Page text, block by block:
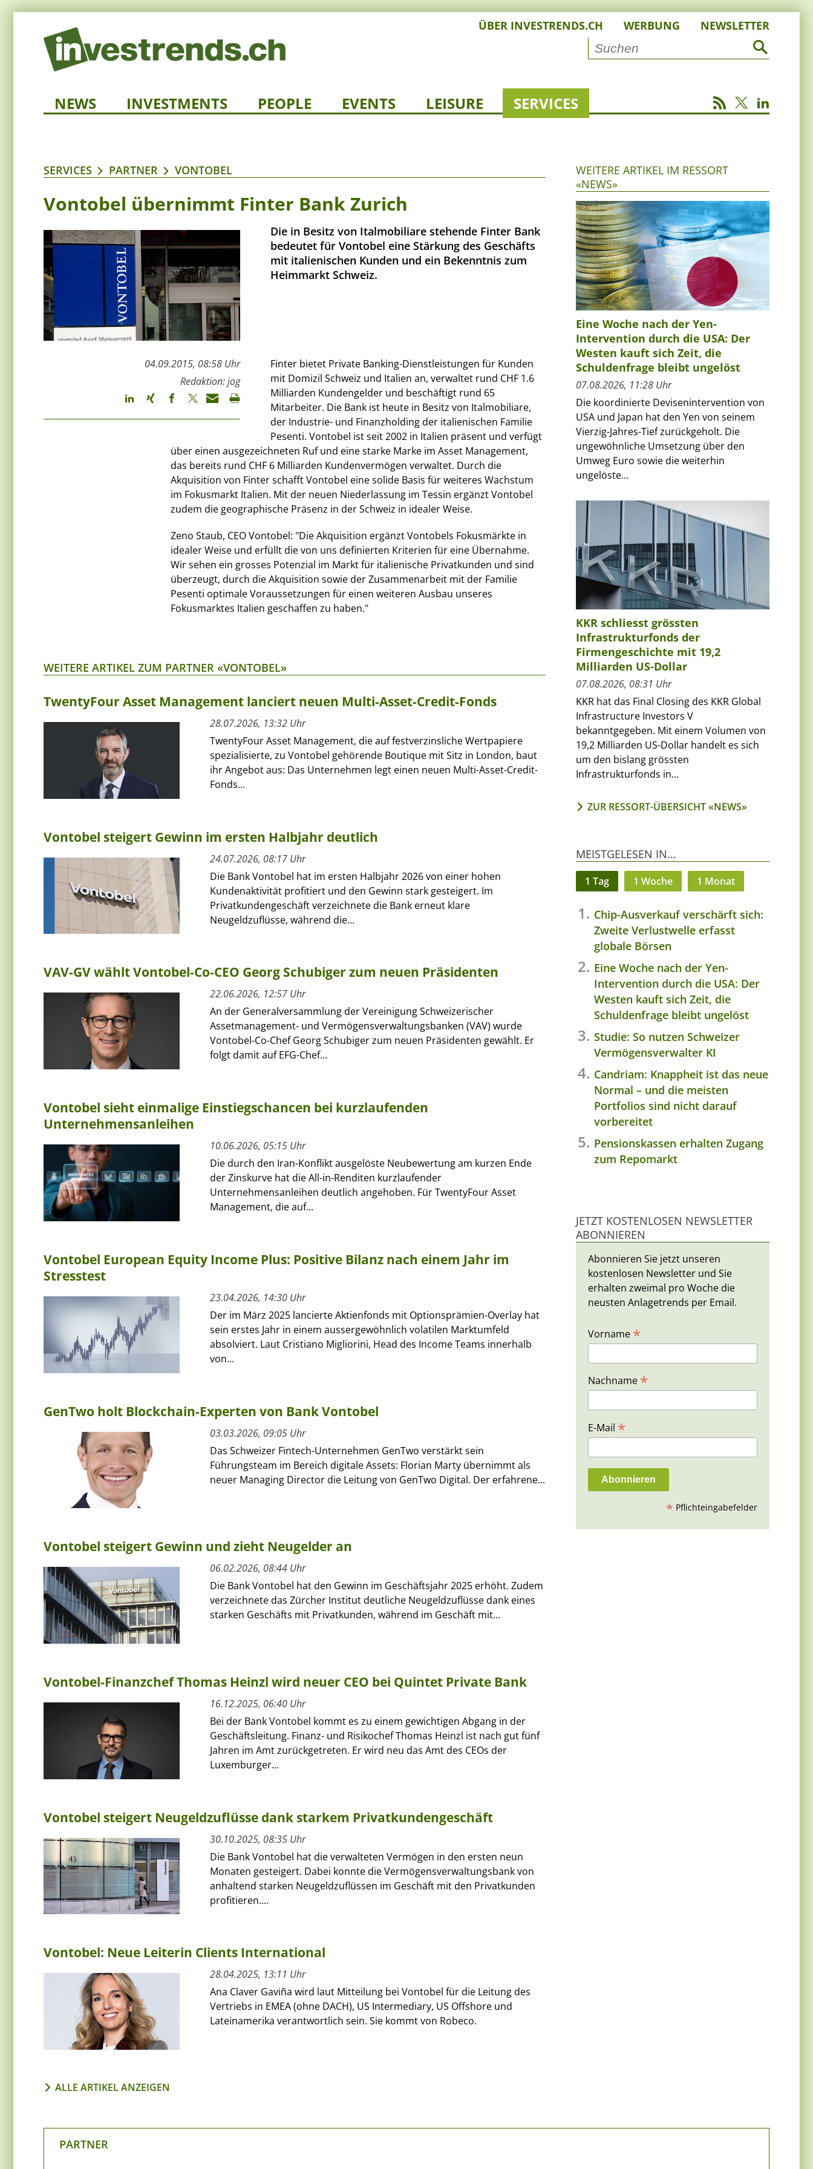
ÜBER INVESTRENDS.CH WERBUNG NEWSLETTER
NEWS INVESTMENTS PEOPLE EVENTS LEISURE SERVICES
SERVICES PARTNER VONTOBEL
Vontobel übernimmt Finter Bank Zurich
Die in Besitz von Italmobiliare stehende Finter Bank
bedeutet für Vontobel eine Stärkung des Geschäfts
mit italienischen Kunden und ein Bekenntnis zum
Heimmarkt Schweiz.
04.09.2015, 08:58 Uhr
Redaktion: jog
Finter bietet Private Banking-Dienstleistungen für Kunden
mit Domizil Schweiz und Italien an, verwaltet rund CHF 1.6
Milliarden Kundengelder und beschäftigt rund 65
Mitarbeiter. Die Bank ist heute in Besitz von Italmobiliare,
der Industrie- und Finanzholding der italienischen Familie
Pesenti. Vontobel ist seit 2002 in Italien präsent und verfügt
über einen ausgezeichneten Ruf und eine starke Marke im Asset Management,
das bereits rund CHF 6 Milliarden Kundenvermögen verwaltet. Durch die
Akquisition von Finter schafft Vontobel eine solide Basis für weiteres Wachstum
im Fokusmarkt Italien. Mit der neuen Niederlassung im Tessin ergänzt Vontobel
zudem die geographische Präsenz in der Schweiz in idealer Weise.
Zeno Staub, CEO Vontobel: "Die Akquisition ergänzt Vontobels Fokusmärkte in
idealer Weise und erfüllt die von uns definierten Kriterien für eine Übernahme.
Wir sehen ein grosses Potenzial im Markt für italienische Privatkunden und sind
überzeugt, durch die Akquisition sowie der Zusammenarbeit mit der Familie
Pesenti optimale Voraussetzungen für einen weiteren Ausbau unseres
Fokusmarktes Italien geschaffen zu haben."
WEITERE ARTIKEL ZUM PARTNER «VONTOBEL»
TwentyFour Asset Management lanciert neuen Multi-Asset-Credit-Fonds
28.07.2026, 13:32 Uhr
TwentyFour Asset Management, die auf festverzinsliche Wertpapiere
spezialisierte, zu Vontobel gehörende Boutique mit Sitz in London, baut
ihr Angebot aus: Das Unternehmen legt einen neuen Multi-Asset-Credit-
Fonds...
Vontobel steigert Gewinn im ersten Halbjahr deutlich
24.07.2026, 08:17 Uhr
Die Bank Vontobel hat im ersten Halbjahr 2026 von einer hohen
Kundenaktivität profitiert und den Gewinn stark gesteigert. Im
Privatkundengeschäft verzeichnete die Bank erneut klare
Neugeldzuflüsse, während die...
VAV-GV wählt Vontobel-Co-CEO Georg Schubiger zum neuen Präsidenten
22.06.2026, 12:57 Uhr
An der Generalversammlung der Vereinigung Schweizerischer
Assetmanagement- und Vermögensverwaltungsbanken (VAV) wurde
Vontobel-Co-Chef Georg Schubiger zum neuen Präsidenten gewählt. Er
folgt damit auf EFG-Chef...
Vontobel sieht einmalige Einstiegschancen bei kurzlaufenden
Unternehmensanleihen
10.06.2026, 05:15 Uhr
Die durch den Iran-Konflikt ausgelöste Neubewertung am kurzen Ende
der Zinskurve hat die All-in-Renditen kurzlaufender
Unternehmensanleihen deutlich angehoben. Für TwentyFour Asset
Management, die auf...
Vontobel European Equity Income Plus: Positive Bilanz nach einem Jahr im
Stresstest
23.04.2026, 14:30 Uhr
Der im März 2025 lancierte Aktienfonds mit Optionsprämien-Overlay hat
sein erstes Jahr in einem aussergewöhnlich volatilen Marktumfeld
absolviert. Laut Cristiano Migliorini, Head des Income Teams innerhalb
von...
GenTwo holt Blockchain-Experten von Bank Vontobel
03.03.2026, 09:05 Uhr
Das Schweizer Fintech-Unternehmen GenTwo verstärkt sein
Führungsteam im Bereich digitale Assets: Florian Marty übernimmt als
neuer Managing Director die Leitung von GenTwo Digital. Der erfahrene...
Vontobel steigert Gewinn und zieht Neugelder an
06.02.2026, 08:44 Uhr
Die Bank Vontobel hat den Gewinn im Geschäftsjahr 2025 erhöht. Zudem
verzeichnete das Zürcher Institut deutliche Neugeldzuflüsse dank eines
starken Geschäfts mit Privatkunden, während im Geschäft mit...
Vontobel-Finanzchef Thomas Heinzl wird neuer CEO bei Quintet Private Bank
16.12.2025, 06:40 Uhr
Bei der Bank Vontobel kommt es zu einem gewichtigen Abgang in der
Geschäftsleitung. Finanz- und Risikochef Thomas Heinzl ist nach gut fünf
Jahren im Amt zurückgetreten. Er wird neu das Amt des CEOs der
Luxemburger...
Vontobel steigert Neugeldzuflüsse dank starkem Privatkundengeschäft
30.10.2025, 08:35 Uhr
Die Bank Vontobel hat die verwalteten Vermögen in den ersten neun
Monaten gesteigert. Dabei konnte die Vermögensverwaltungsbank von
anhaltend starken Neugeldzuflüssen im Geschäft mit den Privatkunden
profitieren....
Vontobel: Neue Leiterin Clients International
28.04.2025, 13:11 Uhr
Ana Claver Gaviña wird laut Mitteilung bei Vontobel für die Leitung des
Vertriebs in EMEA (ohne DACH), US Intermediary, US Offshore und
Lateinamerika verantwortlich sein. Sie kommt von Robeco.
ALLE ARTIKEL ANZEIGEN
WEITERE ARTIKEL IM RESSORT
«NEWS»
Eine Woche nach der Yen-
Intervention durch die USA: Der
Westen kauft sich Zeit, die
Schuldenfrage bleibt ungelöst
07.08.2026, 11:28 Uhr
Die koordinierte Devisenintervention von
USA und Japan hat den Yen von seinem
Vierzig-Jahres-Tief zurückgeholt. Die
ungewöhnliche Umsetzung über den
Umweg Euro sowie die weiterhin
ungelöste...
KKR schliesst grössten
Infrastrukturfonds der
Firmengeschichte mit 19,2
Milliarden US-Dollar
07.08.2026, 08:31 Uhr
KKR hat das Final Closing des KKR Global
Infrastructure Investors V
bekanntgegeben. Mit einem Volumen von
19,2 Milliarden US-Dollar handelt es sich
um den bislang grössten
Infrastrukturfonds in...
ZUR RESSORT-ÜBERSICHT «NEWS»
MEISTGELESEN IN...
1 Tag 1 Woche 1 Monat
Chip-Ausverkauf verschärft sich:
Zweite Verlustwelle erfasst
globale Börsen
Eine Woche nach der Yen-
Intervention durch die USA: Der
Westen kauft sich Zeit, die
Schuldenfrage bleibt ungelöst
Studie: So nutzen Schweizer
Vermögensverwalter KI
Candriam: Knappheit ist das neue
Normal – und die meisten
Portfolios sind nicht darauf
vorbereitet
Pensionskassen erhalten Zugang
zum Repomarkt
JETZT KOSTENLOSEN NEWSLETTER
ABONNIEREN
Abonnieren Sie jetzt unseren
kostenlosen Newsletter und Sie
erhalten zweimal pro Woche die
neusten Anlagetrends per Email.
Vorname *
Nachname *
E-Mail *
* Pflichteingabefelder
PARTNER